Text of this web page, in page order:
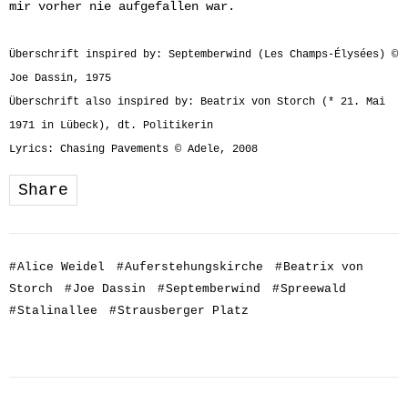
mir vorher nie aufgefallen war.
Überschrift inspired by: Septemberwind (Les Champs-Élysées) ©
Joe Dassin, 1975
Überschrift also inspired by: Beatrix von Storch (* 21. Mai
1971 in Lübeck), dt. Politikerin
Lyrics: Chasing Pavements © Adele, 2008
Share
#Alice Weidel #Auferstehungskirche #Beatrix von
Storch
#Joe Dassin #Septemberwind #Spreewald
#Stalinallee #Strausberger Platz